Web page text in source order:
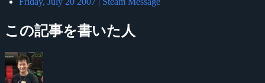
この記事を書いた人